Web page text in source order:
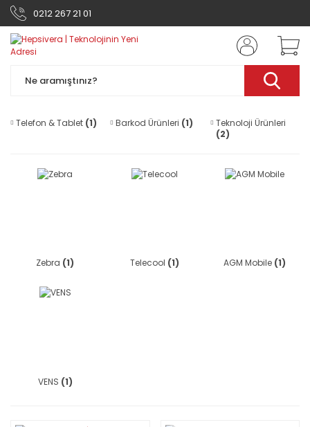
0212 267 21 01
Telefon & Tablet (1) Barkod Ürünleri (1)
Teknoloji Ürünleri
(2)
Zebra (1) Telecool (1) AGM Mobile (1)
VENS (1)